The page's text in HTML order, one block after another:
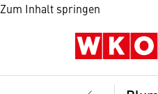
Zum Inhalt springen